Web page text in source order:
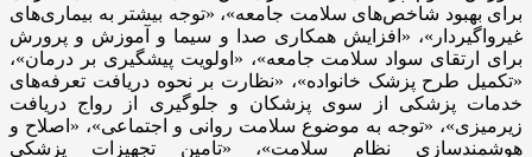
برای بهبود شاخص‌های سلامت جامعه»، «توجه بیشتر به بیماری‌های
غیرواگیردار»، «افزایش همکاری صدا و سیما و آموزش و پرورش
برای ارتقای سواد سلامت جامعه»، «اولویت پیشگیری بر درمان»،
«تکمیل طرح پزشک خانواده»، «نظارت بر نحوه دریافت تعرفه‌های
خدمات پزشکی از سوی پزشکان و جلوگیری از رواج دریافت
زیرمیزی»، «توجه به موضوع سلامت روانی و اجتماعی»، «اصلاح و
هوشمندسازی نظام سلامت»، «تامین تجهیزات پزشکی